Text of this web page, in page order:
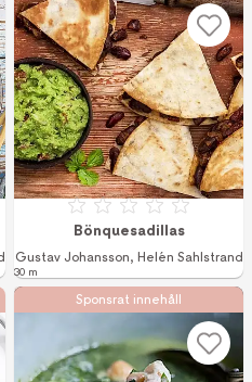
Betyg: 0 av 5
Bönquesadillas
Gustav Johansson, Helén Sahlstrand
30 m
Sponsrat innehåll